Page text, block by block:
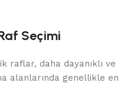
Seçimi
raflar, daha dayanıklı ve
alanlarında genellikle en